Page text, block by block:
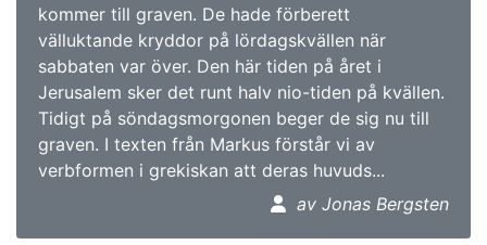
kommer till graven. De hade förberett
välluktande kryddor på lördagskvällen när
sabbaten var över. Den här tiden på året i
Jerusalem sker det runt halv nio-tiden på kvällen.
Tidigt på söndagsmorgonen beger de sig nu till
graven. I texten från Markus förstår vi av
verbformen i grekiskan att deras huvuds...
av Jonas Bergsten